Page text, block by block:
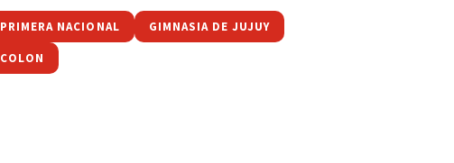
PRIMERA NACIONAL GIMNASIA DE JUJUY
COLON